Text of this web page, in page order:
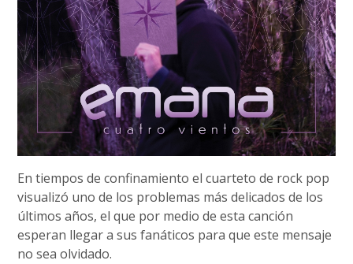
En tiempos de confinamiento el cuarteto de rock pop
visualizó uno de los problemas más delicados de los
últimos años, el que por medio de esta canción
esperan llegar a sus fanáticos para que este mensaje
no sea olvidado.